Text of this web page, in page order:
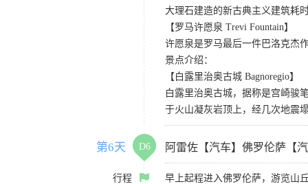
大理石建造的新古典主义建筑耗
【罗马许愿泉 Trevi Fountain】
许愿泉是罗马最后一件巴洛克杰
景点介绍：
【白露里治奥古城 Bagnoregio】
白露里治奥古城，据称是宫崎骏
于火山凝灰岩顶上，经几次地震
第6天 D6 阿雷佐【汽车】佛罗伦萨【
行程
早上起程进入佛罗伦萨，游览山